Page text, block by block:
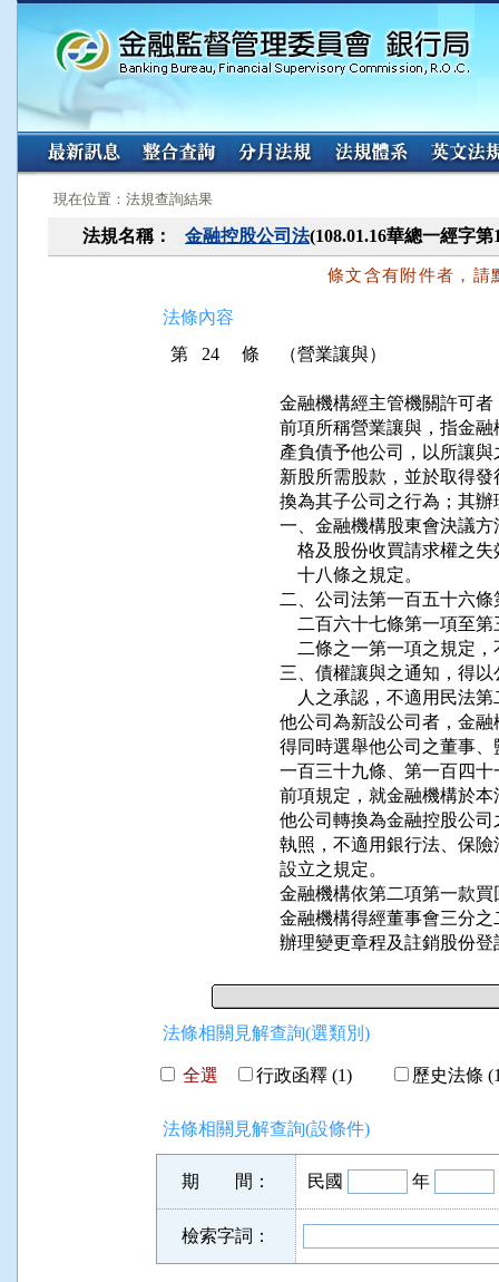
:::
現在位置：法規查詢結果
法規名稱： 金融控股公司法(108.01.16華總一經字
條文含有附件者，請
法條內容
第 24 條
（營業讓與）
金融機構經主管機關許可
前項所稱營業讓與，指金
產負債予他公司，以所讓
新股所需股款，並於取得
換為其子公司之行為；其
一、金融機構股東會決議
格及股份收買請求權之
    十八條之規定。
二、公司法第一百五十六
二百六十七條第一項至
二條之一第一項之規定
三、債權讓與之通知，得
人之承認，不適用民法
他公司為新設公司者，金
得同時選舉他公司之董事
一百三十九條、第一百四
前項規定，就金融機構於
他公司轉換為金融控股公
執照，不適用銀行法、保
設立之規定。
金融機構依第二項第一款
金融機構得經董事會三分
辦理變更章程及註銷股份
法條相關見解查詢(選類別)
全選 行政函釋 (1) 歷史法條
法條相關見解查詢(設條件)
期 間： 民國 年
檢索字詞：